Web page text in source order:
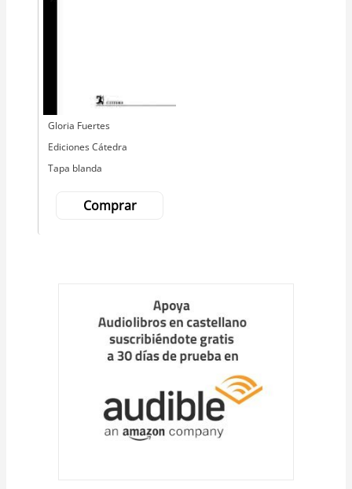
Autor
Gloria Fuertes
Editorial
Ediciones Cátedra
Tapa blanda
Comprar